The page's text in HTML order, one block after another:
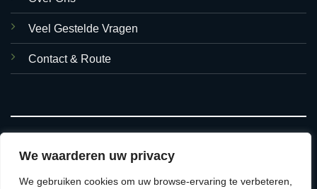
We waarderen uw privacy
We gebruiken cookies om uw browse-ervaring te verbeteren,
Veel Gestelde Vragen
Contact & Route